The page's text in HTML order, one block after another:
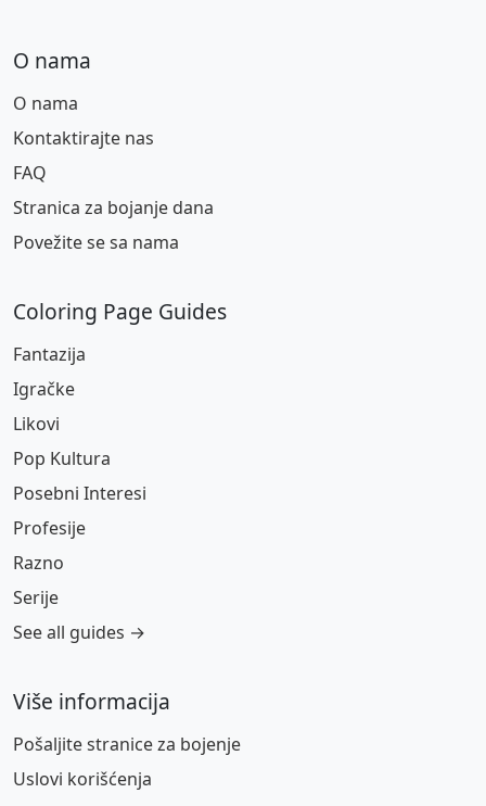
O nama
O nama
Kontaktirajte nas
FAQ
Stranica za bojanje dana
Povežite se sa nama
Coloring Page Guides
Fantazija
Igračke
Likovi
Pop Kultura
Posebni Interesi
Profesije
Razno
Serije
See all guides →
Više informacija
Pošaljite stranice za bojenje
Uslovi korišćenja